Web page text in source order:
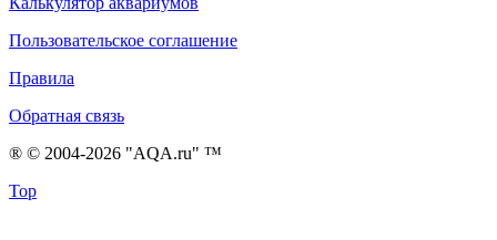
Пользовательское соглашение
Правила
Обратная связь
® © 2004-2026 "AQA.ru" ™
Top